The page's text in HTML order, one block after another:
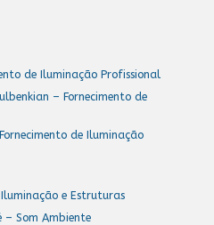
de Iluminação Profissional
– Fornecimento de
de Iluminação
e Estruturas
– Som Ambiente